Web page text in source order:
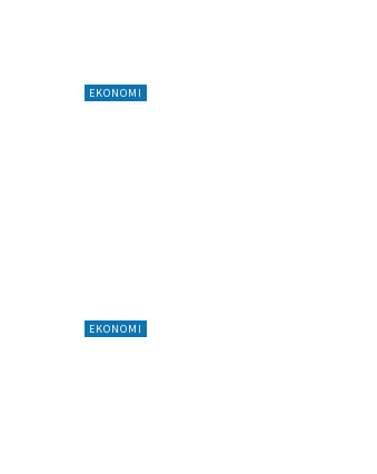
EKONOMI
EKONOMI